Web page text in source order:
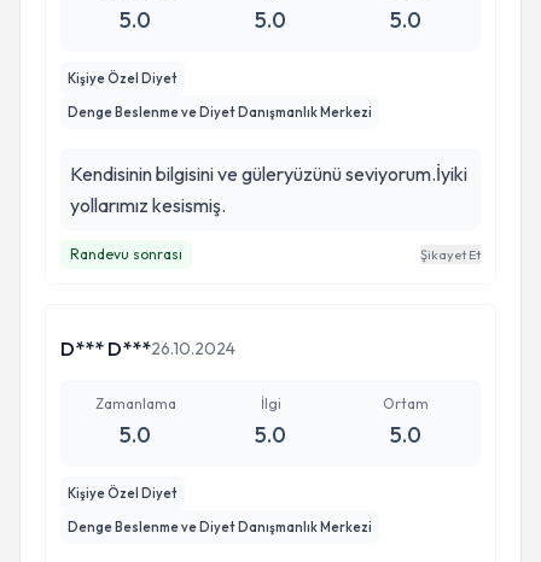
5.0 5.0 5.0
Kişiye Özel Diyet
Denge Beslenme ve Diyet Danışmanlık Merkezi
Kendisinin bilgisini ve güleryüzünü seviyorum.İyiki
yollarımız kesismiş.
Randevu sonrası Şikayet Et
D*** D***26.10.2024
Zamanlama
5.0
İlgi
5.0
Ortam
5.0
Kişiye Özel Diyet
Denge Beslenme ve Diyet Danışmanlık Merkezi